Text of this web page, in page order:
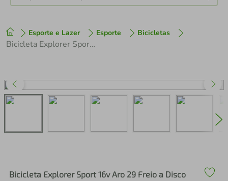
Esporte e Lazer Esporte Bicicletas
Bicicleta Explorer Sport 16v Aro 29 Freio a Disco Hidráulico 2024
Bicicleta Explorer Sport 16v Aro 29 Freio a Disco
1º tenis
perfume